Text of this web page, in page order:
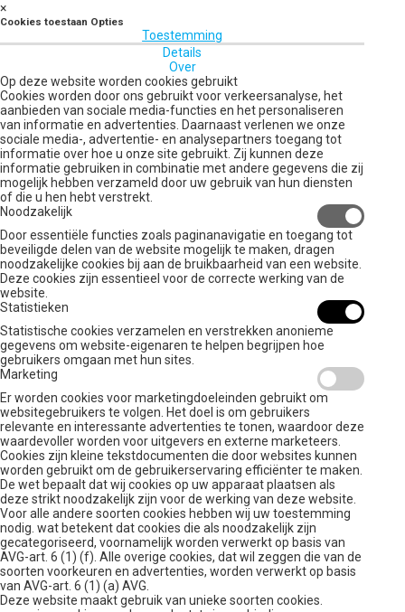
×
Cookies toestaan Opties
Toestemming
Details
Over
Op deze website worden cookies gebruikt
Cookies worden door ons gebruikt voor verkeersanalyse, het
aanbieden van sociale media-functies en het personaliseren
van informatie en advertenties. Daarnaast verlenen we onze
sociale media-, advertentie- en analysepartners toegang tot
informatie over hoe u onze site gebruikt. Zij kunnen deze
informatie gebruiken in combinatie met andere gegevens die zij
mogelijk hebben verzameld door uw gebruik van hun diensten
of die u hen hebt verstrekt.
Noodzakelijk
Door essentiële functies zoals paginanavigatie en toegang tot
beveiligde delen van de website mogelijk te maken, dragen
noodzakelijke cookies bij aan de bruikbaarheid van een website.
Deze cookies zijn essentieel voor de correcte werking van de
website.
Statistieken
Statistische cookies verzamelen en verstrekken anonieme
gegevens om website-eigenaren te helpen begrijpen hoe
gebruikers omgaan met hun sites.
Marketing
Er worden cookies voor marketingdoeleinden gebruikt om
websitegebruikers te volgen. Het doel is om gebruikers
relevante en interessante advertenties te tonen, waardoor deze
waardevoller worden voor uitgevers en externe marketeers.
Cookies zijn kleine tekstdocumenten die door websites kunnen
worden gebruikt om de gebruikerservaring efficiënter te maken.
De wet bepaalt dat wij cookies op uw apparaat plaatsen als
deze strikt noodzakelijk zijn voor de werking van deze website.
Voor alle andere soorten cookies hebben wij uw toestemming
nodig. wat betekent dat cookies die als noodzakelijk zijn
gecategoriseerd, voornamelijk worden verwerkt op basis van
AVG-art. 6 (1) (f). Alle overige cookies, dat wil zeggen die van de
soorten voorkeuren en advertenties, worden verwerkt op basis
van AVG-art. 6 (1) (a) AVG.
Deze website maakt gebruik van unieke soorten cookies.